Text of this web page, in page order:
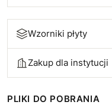
Wzorniki płyty
Zakup dla instytucji
PLIKI DO POBRANIA